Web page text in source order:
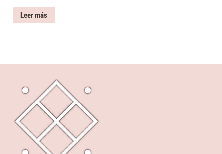
Leer más